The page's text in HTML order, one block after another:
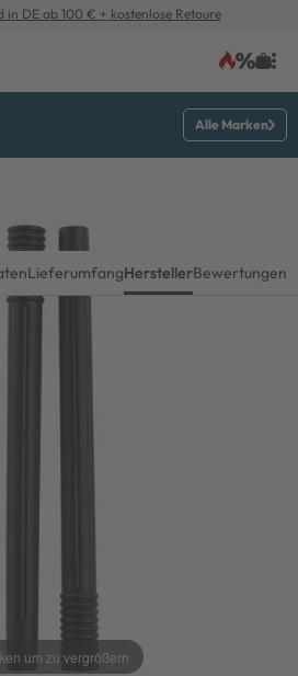
in DE ab 100 € + kostenlose Retoure
Alle Marken
LieferumfangHerstellerBewertungen
um zu vergrößern